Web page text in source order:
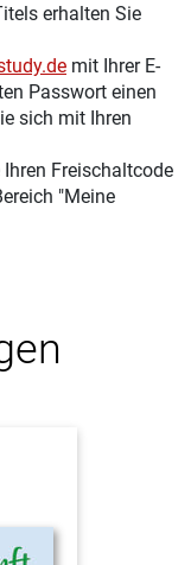
erhalten Sie
mit Ihrer E-
Passwort einen
sich mit Ihren
Freischaltcode
"Meine